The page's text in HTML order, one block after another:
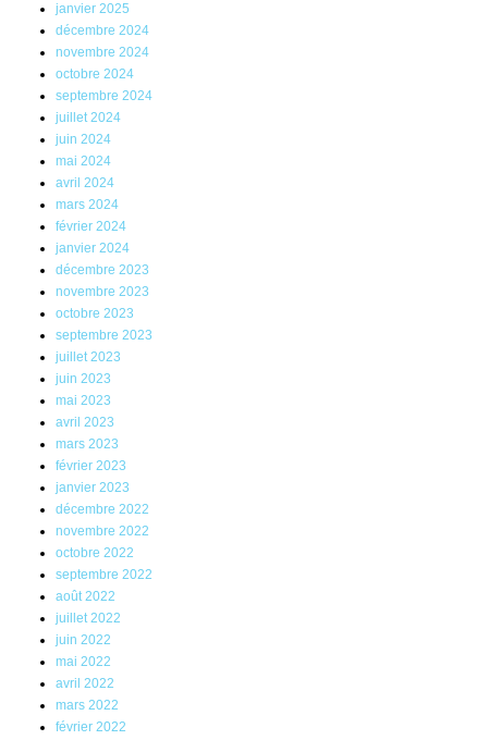
janvier 2025
décembre 2024
novembre 2024
octobre 2024
septembre 2024
juillet 2024
juin 2024
mai 2024
avril 2024
mars 2024
février 2024
janvier 2024
décembre 2023
novembre 2023
octobre 2023
septembre 2023
juillet 2023
juin 2023
mai 2023
avril 2023
mars 2023
février 2023
janvier 2023
décembre 2022
novembre 2022
octobre 2022
septembre 2022
août 2022
juillet 2022
juin 2022
mai 2022
avril 2022
mars 2022
février 2022